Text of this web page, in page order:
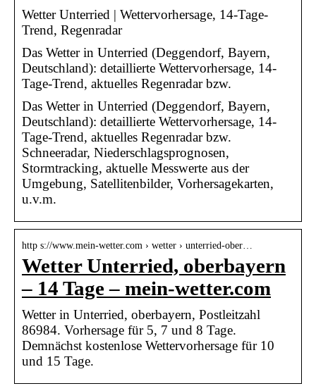
Wetter Unterried | Wettervorhersage, 14-Tage-
Trend, Regenradar
Das Wetter in Unterried (Deggendorf, Bayern,
Deutschland): detaillierte Wettervorhersage, 14-
Tage-Trend, aktuelles Regenradar bzw.
Das Wetter in Unterried (Deggendorf, Bayern,
Deutschland): detaillierte Wettervorhersage, 14-
Tage-Trend, aktuelles Regenradar bzw.
Schneeradar, Niederschlagsprognosen,
Stormtracking, aktuelle Messwerte aus der
Umgebung, Satellitenbilder, Vorhersagekarten,
u.v.m.
http s://www.mein-wetter.com › wetter › unterried-ober…
Wetter Unterried, oberbayern
– 14 Tage – mein-wetter.com
Wetter in Unterried, oberbayern, Postleitzahl
86984. Vorhersage für 5, 7 und 8 Tage.
Demnächst kostenlose Wettervorhersage für 10
und 15 Tage.